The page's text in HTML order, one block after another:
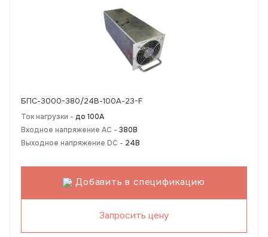
БПС-3000-380/24В-100А-23-F
Ток нагрузки - до 100А
Входное напряжение AC - 380В
Выходное напряжение DC - 24В
Добавить в спецификацию
Запросить цену